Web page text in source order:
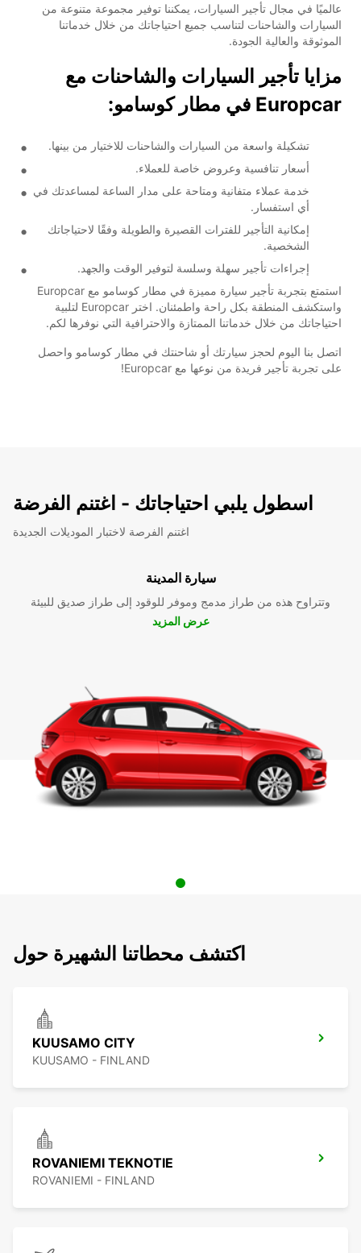
عالميًا في مجال تأجير السيارات، يمكننا توفير مجموعة متنوعة من
السيارات والشاحنات لتناسب جميع احتياجاتك من خلال خدماتنا
الموثوقة والعالية الجودة.
مزايا تأجير السيارات والشاحنات مع
Europcar في مطار كوسامو:
تشكيلة واسعة من السيارات والشاحنات للاختيار من بينها.
أسعار تنافسية وعروض خاصة للعملاء.
خدمة عملاء متفانية ومتاحة على مدار الساعة لمساعدتك في
أي استفسار.
إمكانية التأجير للفترات القصيرة والطويلة وفقًا لاحتياجاتك
الشخصية.
إجراءات تأجير سهلة وسلسة لتوفير الوقت والجهد.
استمتع بتجربة تأجير سيارة مميزة في مطار كوسامو مع Europcar
واستكشف المنطقة بكل راحة واطمئنان. اختر Europcar لتلبية
احتياجاتك من خلال خدماتنا الممتازة والاحترافية التي نوفرها لكم.
اتصل بنا اليوم لحجز سيارتك أو شاحنتك في مطار كوسامو واحصل
على تجربة تأجير فريدة من نوعها مع Europcar!
اسطول يلبي احتياجاتك - اغتنم الفرضة
اغتنم الفرصة لاختبار الموديلات الجديدة
سيارة المدينة
وتتراوح هذه من طراز مدمج وموفر للوقود إلى طراز صديق للبيئة
عرض المزيد
اكتشف محطاتنا الشهيرة حول
KUUSAMO CITY
KUUSAMO - FINLAND
ROVANIEMI TEKNOTIE
ROVANIEMI - FINLAND